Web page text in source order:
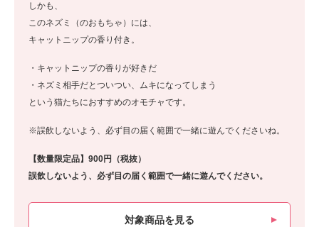
しかも、
このネズミ（のおもちゃ）には、
キャットニップの香り付き。
・キャットニップの香りが好きだ
・ネズミ相手だとついつい、ムキになってしまう
という猫たちにおすすめのオモチャです。
※誤飲しないよう、必ず目の届く範囲で一緒に遊んでくださいね。
【数量限定品】900円（税抜）
誤飲しないよう、必ず目の届く範囲で一緒に遊んでください。
対象商品を見る